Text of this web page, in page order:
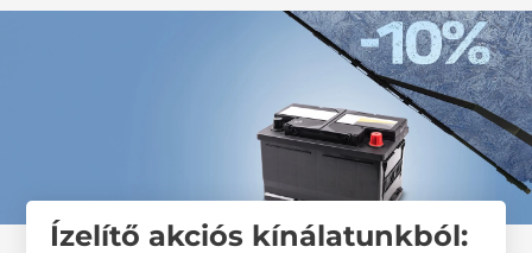
Ízelítő akciós kínálatunkból: